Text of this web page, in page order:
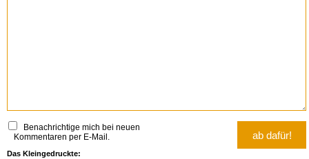
Benachrichtige mich bei neuen
Kommentaren per E-Mail.
Das Kleingedruckte: